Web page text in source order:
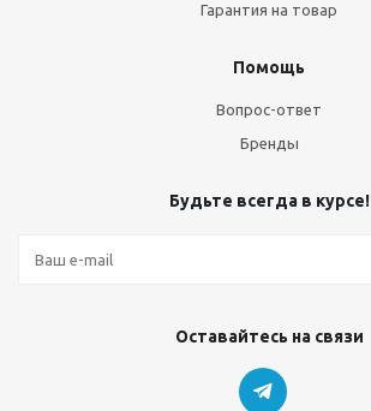
Гарантия на товар
Помощь
Вопрос-ответ
Бренды
Будьте всегда в курсе!
Оставайтесь на связи